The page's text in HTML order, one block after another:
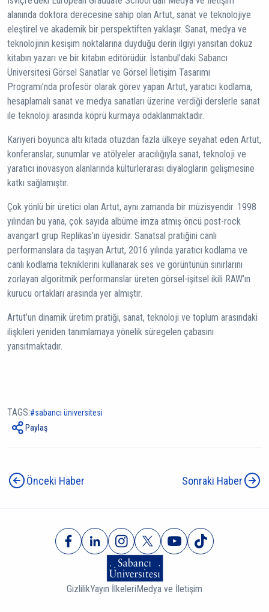
alanında doktora derecesine sahip olan Artut, sanat ve teknolojiye
eleştirel ve akademik bir perspektiften yaklaşır. Sanat, medya ve
teknolojinin kesişim noktalarına duyduğu derin ilgiyi yansıtan dokuz
kitabın yazarı ve bir kitabın editörüdür. İstanbul’daki Sabancı
Üniversitesi Görsel Sanatlar ve Görsel İletişim Tasarımı
Programı’nda profesör olarak görev yapan Artut, yaratıcı kodlama,
hesaplamalı sanat ve medya sanatları üzerine verdiği derslerle sanat
ile teknoloji arasında köprü kurmaya odaklanmaktadır.
Kariyeri boyunca altı kıtada otuzdan fazla ülkeye seyahat eden Artut,
konferanslar, sunumlar ve atölyeler aracılığıyla sanat, teknoloji ve
yaratıcı inovasyon alanlarında kültürlerarası diyalogların gelişmesine
katkı sağlamıştır.
Çok yönlü bir üretici olan Artut, aynı zamanda bir müzisyendir. 1998
yılından bu yana, çok sayıda albüme imza atmış öncü post-rock
avangart grup Replikas’ın üyesidir. Sanatsal pratiğini canlı
performanslara da taşıyan Artut, 2016 yılında yaratıcı kodlama ve
canlı kodlama tekniklerini kullanarak ses ve görüntünün sınırlarını
zorlayan algoritmik performanslar üreten görsel-işitsel ikili RAW’ın
kurucu ortakları arasında yer almıştır.
Artut’un dinamik üretim pratiği, sanat, teknoloji ve toplum arasındaki
ilişkileri yeniden tanımlamaya yönelik süregelen çabasını
yansıtmaktadır.
TAGS:
sabancı üniversitesi
Paylaş
Önceki Haber Sonraki Haber
GizlilikYayın İlkeleriMedya ve İletişim